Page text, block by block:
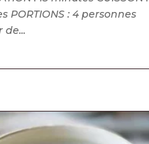
PORTIONS : 4 personnes
de...